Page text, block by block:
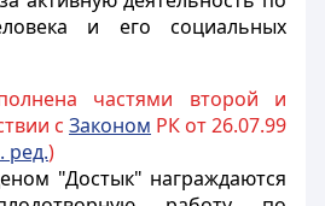
и его социальных
частями второй и
с Законом РК от 26.07.99
ред.)
"Достык" награждаются